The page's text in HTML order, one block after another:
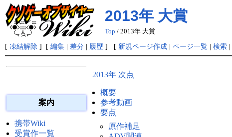
2013年 大賞
Top / 2013年 大賞
[ 凍結解除 ] [ 編集 | 差分 | 履歴 ] [ 新規ページ作成 | ページ一覧 | 検索 |
案内
携帯Wiki
受賞作一覧
2013年 次点
概要
参考動画
要点
原作補足